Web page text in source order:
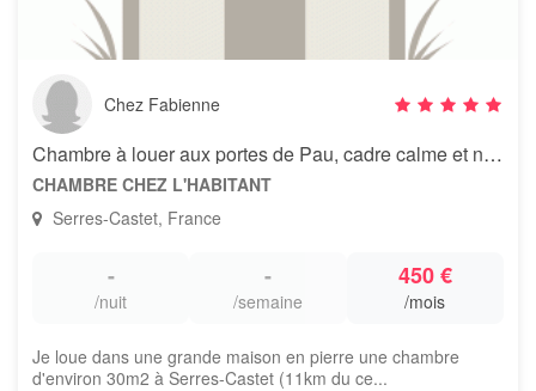
Chez Fabienne
Chambre à louer aux portes de Pau, cadre calme et nature
CHAMBRE CHEZ L'HABITANT
Serres-Castet, France
-
/nuit
-
/semaine
450 €
/mois
Je loue dans une grande maison en pierre une chambre
d'environ 30m2 à Serres-Castet (11km du ce...